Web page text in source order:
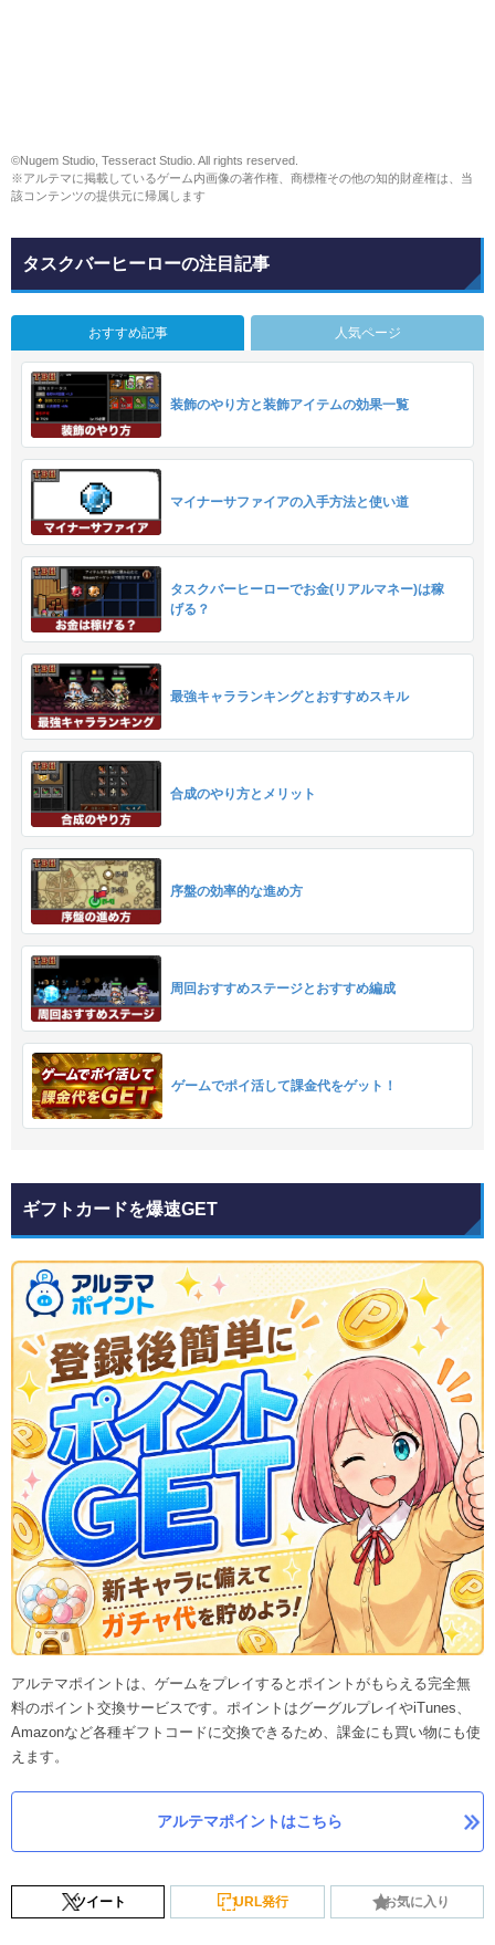
©Nugem Studio, Tesseract Studio. All rights reserved.
※アルテマに掲載しているゲーム内画像の著作権、商標権その他の知的財産権は、当
該コンテンツの提供元に帰属します
タスクバーヒーローの注目記事
おすすめ記事 人気ページ
装飾のやり方と装飾アイテムの効果一覧
マイナーサファイアの入手方法と使い道
タスクバーヒーローでお金(リアルマネー)は稼
げる？
最強キャラランキングとおすすめスキル
合成のやり方とメリット
序盤の効率的な進め方
周回おすすめステージとおすすめ編成
ゲームでポイ活して課金代をゲット！
ギフトカードを爆速GET
アルテマポイントは、ゲームをプレイするとポイントがもらえる完全無
料のポイント交換サービスです。ポイントはグーグルプレイやiTunes、
Amazonなど各種ギフトコードに交換できるため、課金にも買い物にも使
えます。
アルテマポイントはこちら
ツイート URL発行 お気に入り